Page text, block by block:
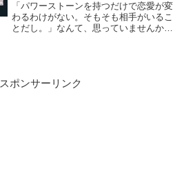
「パワーストーンを持つだけで恋愛が変
わるわけがない。そもそも相手がいるこ
とだし。」なんて、思っていませんか？
スポンサーリンク